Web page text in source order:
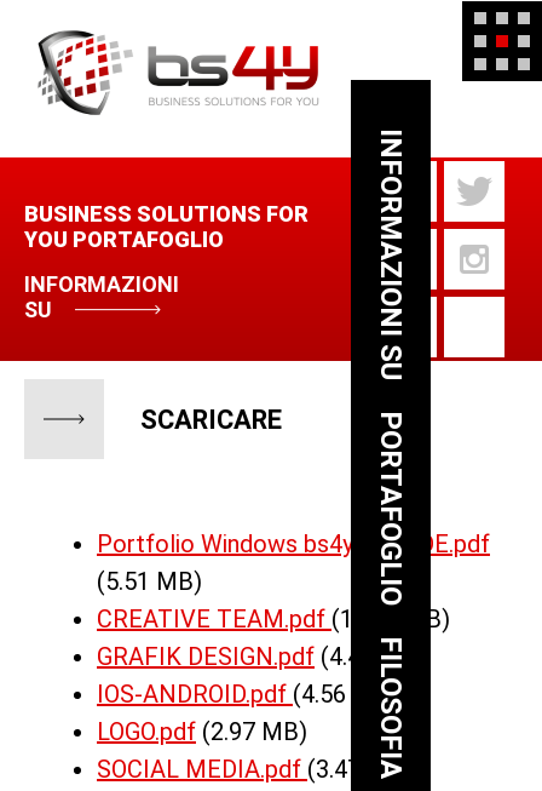
BUSINESS SOLUTIONS FOR
YOU PORTAFOGLIO
INFORMAZIONI
SU
SCARICARE
Portfolio Windows bs4y 2021 DE.pdf
(5.51 MB)
CREATIVE TEAM.pdf (14.42 MB)
GRAFIK DESIGN.pdf (4.43 MB)
IOS-ANDROID.pdf (4.56 MB)
LOGO.pdf (2.97 MB)
SOCIAL MEDIA.pdf (3.47 MB)
INFORMAZIONI SU
PORTAFOGLIO
FILOSOFIA